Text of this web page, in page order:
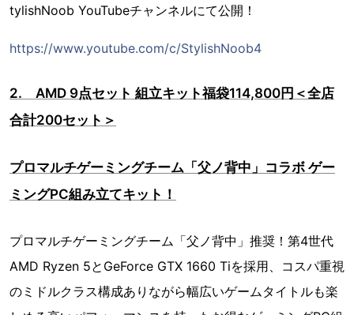
tylishNoob YouTubeチャンネルにて公開！
https://www.youtube.com/c/StylishNoob4
2. AMD 9点セット 組立キット福袋114,800円＜全店
合計200セット＞
プロマルチゲーミングチーム「父ノ背中」コラボ ゲー
ミングPC組み立てキット！
プロマルチゲーミングチーム「父ノ背中」推奨！第4世代
AMD Ryzen 5とGeForce GTX 1660 Tiを採用、コスパ重視
のミドルクラス構成ありながら幅広いゲームタイトルも楽